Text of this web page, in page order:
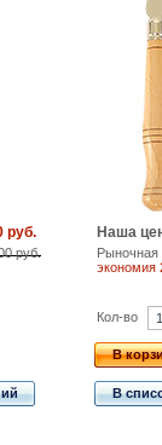
руб.
руб.
Наша
экономия
Кол-во
В
В